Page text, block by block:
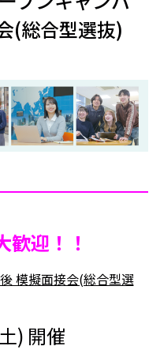
(総合型選抜)
歓迎！！
模擬面接会(総合型選
) 開催